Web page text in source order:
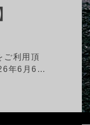
ご利用頂
年6月6…